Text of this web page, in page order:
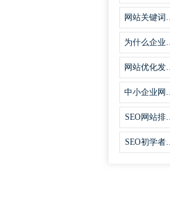
集插件
网站关键词优
么
为什么企业网
网站SEO优
网站优化发挥
中小企业网站
法
SEO网站排名
法宝
SEO初学者，